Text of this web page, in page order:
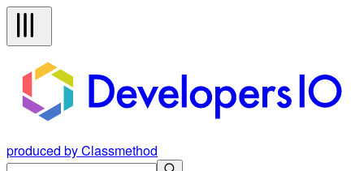
produced by Classmethod